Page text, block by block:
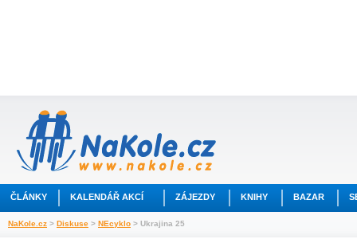
ČLÁNKY KALENDÁŘ AKCÍ ZÁJEZDY KNIHY BAZAR
NaKole.cz > Diskuse > NEcyklo > Ukrajina 25